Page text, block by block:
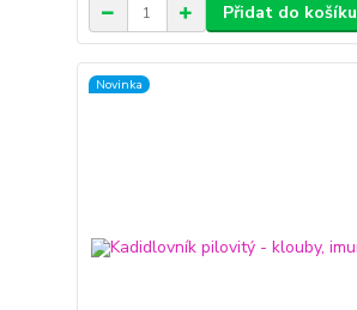
Přidat do košíku
Novinka